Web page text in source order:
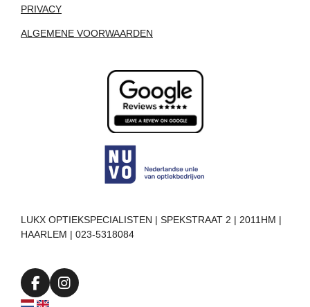
PRIVACY
ALGEMENE VOORWAARDEN
LUKX OPTIEKSPECIALISTEN | SPEKSTRAAT 2 | 2011HM |
HAARLEM | 023-5318084
F
a
I